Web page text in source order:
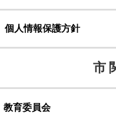
個人情報保護方針
市
教育委員会